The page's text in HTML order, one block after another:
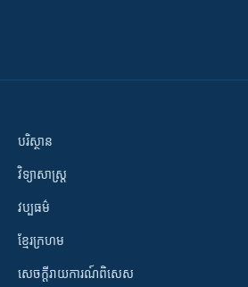
បរិស្ថាន
វិទ្យាសាស្រ្ត
វប្បធម៌
ខ្មែរក្រហម
សេចក្តីរាយការណ៍ពិសេស